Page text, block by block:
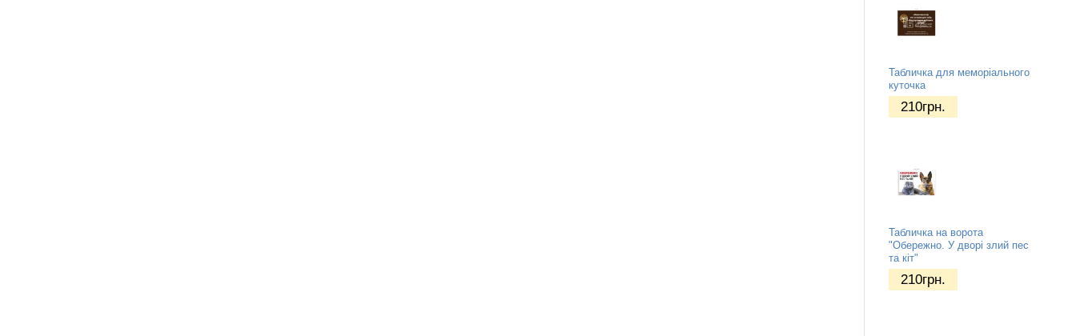
Табличка для меморіального
куточка
210грн.
Табличка на ворота
"Обережно. У дворі злий пес
та кіт"
210грн.